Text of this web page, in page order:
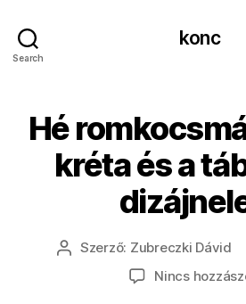
Search
konc
Hé
kréta és a
Bejegyzés
Szerző: Zubreczki Dávid
Nincs